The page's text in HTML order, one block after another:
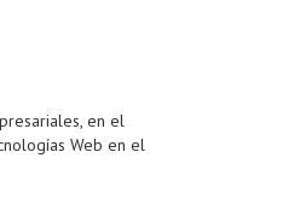
en el
Web en el